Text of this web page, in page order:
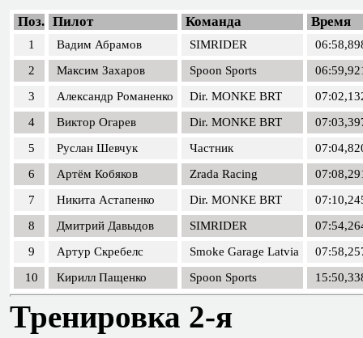
Поз. Пилот Команда Время
1 Вадим Абрамов SIMRIDER
2
Максим Захаров Spoon Sports
3
Александр Романенко Dir. MONKE BRT
4
Виктор Огарев Dir. MONKE BRT
5
Руслан Шевчук Частник
6
Артём Кобяков Zrada Racing
7
Никита Астапенко Dir. MONKE BRT
8
Дмитрий Давыдов SIMRIDER
9
Артур Скребелс Smoke Garage Latvia
10
Кирилл Пащенко Spoon Sports
Тренировка 2-я